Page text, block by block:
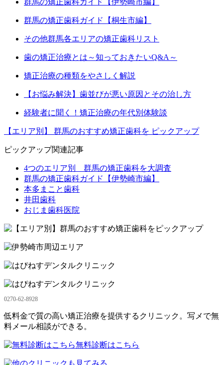
群馬の矯正歯科ガイド【桐生市編】
その他群馬各エリアの矯正歯科リスト
歯の矯正治療とは～知っておきたいQ&A～
矯正治療の種類をやさしく解説
【お悩み解決】歯並びが悪い原因とその治し方
経験者に聞く！矯正治療の年代別体験談
【エリア別】 群馬のおすすめ矯正歯科を ピックアップ
ピックアップ関連記事
4つのエリア別 群馬の矯正歯科を大調査
群馬の矯正歯科ガイド【伊勢崎市編】
本多まこと歯科
井田歯科
おじま歯科医院
0270-62-8928
低料金で質の高い矯正治療を提供するクリニック。写メで無
料メール相談ができる。
無料診断はこちら